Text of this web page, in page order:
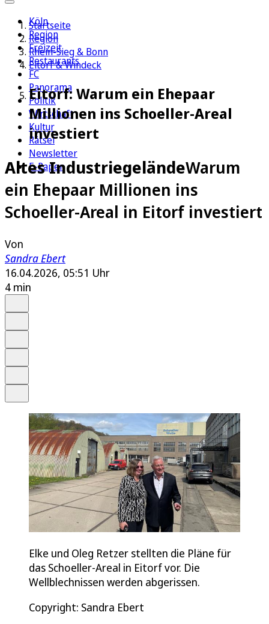
Köln
Region
Freizeit
Restaurants
FC
Panorama
Politik
Wirtschaft
Kultur
Rätsel
Newsletter
E-Paper
Startseite
Region
Rhein-Sieg & Bonn
Eitorf & Windeck
Eitorf: Warum ein Ehepaar
Millionen ins Schoeller-Areal
investiert
Altes IndustriegeländeWarum
ein Ehepaar Millionen ins
Schoeller-Areal in Eitorf investiert
Von
Sandra Ebert
16.04.2026, 05:51 Uhr
4 min
Elke und Oleg Retzer stellten die Pläne für
das Schoeller-Areal in Eitorf vor. Die
Wellblechnissen werden abgerissen.
Copyright: Sandra Ebert